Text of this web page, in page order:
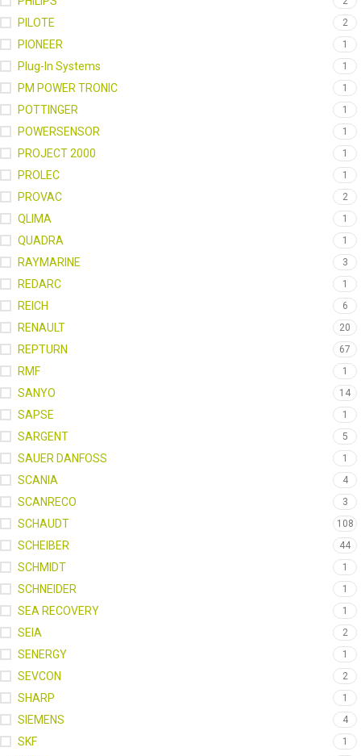
PILOTE 2
PIONEER 1
Plug-In Systems 1
PM POWER TRONIC 1
POTTINGER 1
POWERSENSOR 1
PROJECT 2000 1
PROLEC 1
PROVAC 2
QLIMA 1
QUADRA 1
RAYMARINE 3
REDARC 1
REICH 6
RENAULT 20
REPTURN 67
RMF 1
SANYO 14
SAPSE 1
SARGENT 5
SAUER DANFOSS 1
SCANIA 4
SCANRECO 3
SCHAUDT 108
SCHEIBER 44
SCHMIDT 1
SCHNEIDER 1
SEA RECOVERY 1
SEIA 2
SENERGY 1
SEVCON 2
SHARP 1
SIEMENS 4
SKF 1